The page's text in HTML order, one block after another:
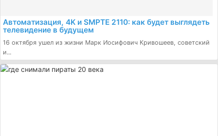
Автоматизация, 4K и SMPTE 2110: как будет выглядеть
телевидение в будущем
16 октября ушел из жизни Марк Иосифович Кривошеев, советский
и...